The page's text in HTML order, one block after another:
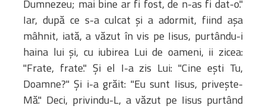
Dumnezeu; mai bine ar fi fost, de n-as fi dat-o."
Iar, după ce s-a culcat și a adormit, fiind așa
mâhnit, iată, a văzut în vis pe Iisus, purtându-i
haina lui și, cu iubirea Lui de oameni, ii zicea:
"Frate, frate." Și el I-a zis Lui: "Cine ești Tu,
Doamne?" Și i-a grăit: "Eu sunt Iisus, privește-
Mă." Deci, privindu-L, a văzut pe Iisus purtând